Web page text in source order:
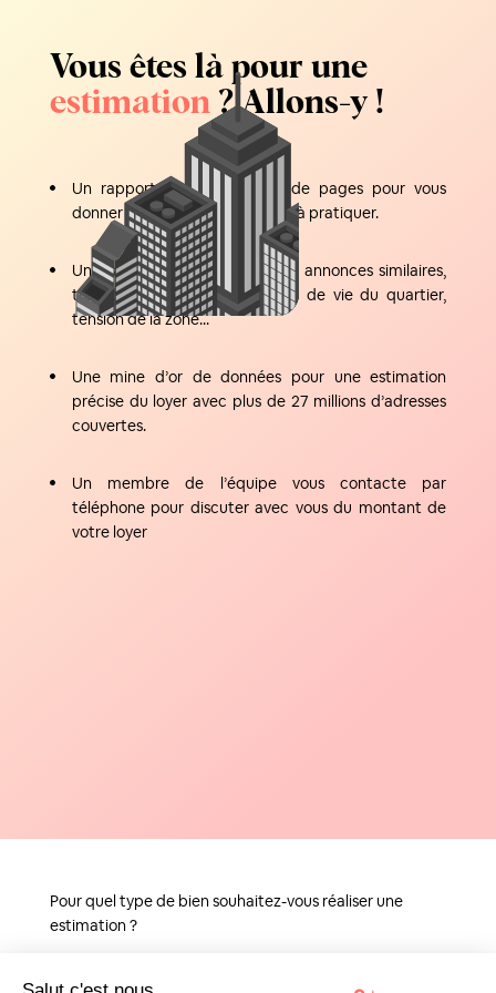
Vous êtes là pour une
estimation ? Allons-y !
Un rapport d’une quinzaine de pages pour vous
donner une fourchette de loyer à pratiquer.
Un grand nombre de critères : annonces similaires,
transports à proximité, qualité de vie du quartier,
tension de la zone...
Une mine d’or de données pour une estimation
précise du loyer avec plus de 27 millions d’adresses
couvertes.
Un membre de l’équipe vous contacte par
téléphone pour discuter avec vous du montant de
votre loyer
Pour quel type de bien souhaitez-vous réaliser une
estimation ?